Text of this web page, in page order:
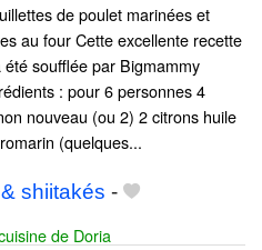
de poulet marinées et
au four Cette excellente recette
été soufflée par Bigmammy
: pour 6 personnes 4
nouveau (ou 2) 2 citrons huile
(quelques...
shiitakés -
de Doria